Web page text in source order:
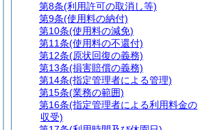
第8条(利用許可の取消し等)
第9条(使用料の納付)
第10条(使用料の減免)
第11条(使用料の不還付)
第12条(原状回復の義務)
第13条(損害賠償の義務)
第14条(指定管理者による管理)
第15条(業務の範囲)
第16条(指定管理者による利用料金の
収受)